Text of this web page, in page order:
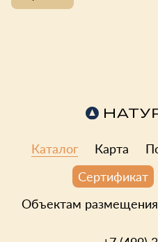
Каталог Карта
Сертификат
Объектам размещения